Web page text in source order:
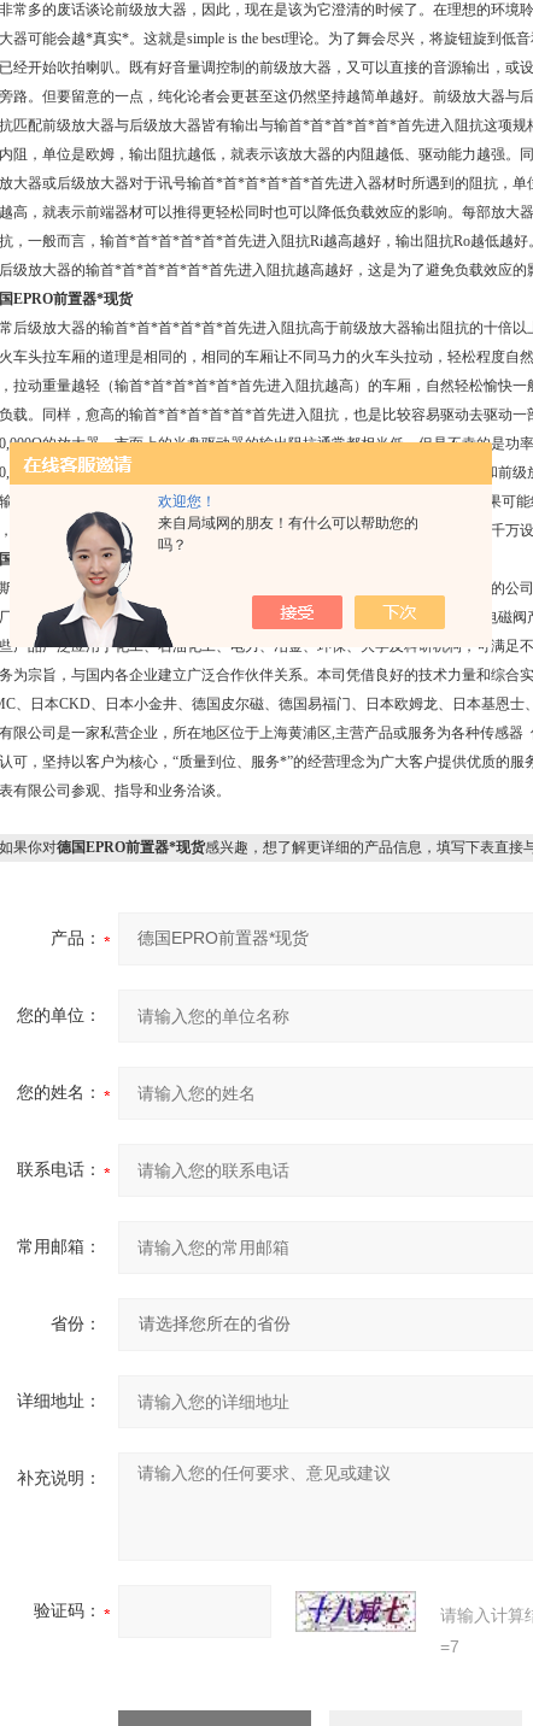
欢迎您！
来自局域网的朋友！有什么可以帮助您的
吗？
常多的废话谈论前级放大器，因此，现在是该为它澄清的时候了。在理想的环境
器可能会越*真实*。这就是simple is the best理论。为了舞会尽兴，将旋钮旋到低
经开始吹拍喇叭。既有好音量调控制的前级放大器，又可以直接的音源输出，或
路。但要留意的一点，纯化论者会更甚至这仍然坚持越简单越好。前级放大器与
匹配前级放大器与后级放大器皆有输出与输首*首*首*首*首*首先进入阻抗这项规
阻，单位是欧姆，输出阻抗越低，就表示该放大器的内阻越低、驱动能力越强
大器或后级放大器对于讯号输首*首*首*首*首*首先进入器材时所遇到的阻抗，
高，就表示前端器材可以推得更轻松同时也可以降低负载效应的影响。每部放大
，一般而言，输首*首*首*首*首*首先进入阻抗Ri越高越好，输出阻抗Ro越低越好
级放大器的输首*首*首*首*首*首先进入阻抗越高越好，这是为了避免负载效应的
EPRO前置器*现货
后级放大器的输首*首*首*首*首*首先进入阻抗高于前级放大器输出阻抗的十倍
车头拉车厢的道理是相同的，相同的车厢让不同马力的火车头拉动，轻松程度自
拉动重量越轻（输首*首*首*首*首*首先进入阻抗越高）的车厢，自然轻松愉快
载。同样，愈高的输首*首*首*首*首*首先进入阻抗，也是比较容易驱动去驱动
的放大器。市面上的光盘驱动器的输出阻抗通常都相当低，但是不幸的是功
之间，多数是在50 KΩ附近。50 KΩ是一个适当的负载，大多数的音源和前
出阻抗的前级放大器，以额外长的信号线去尝试驱动一部50 KΩ放大器。结果可
或者两者同时存在。聆听者当然不希望回放出来的声音听起来单薄，因此，千万设
EPRO前置器*现货
特（上海）传感器仪表有限公司是从事各类传感器生产及代理仪表、电磁阀的公
商在中国的代理，公司为广大用户提供性能*、价格合理的传感器、仪表、电磁阀
产品广泛应用于化工、石油化工、电力、冶金、环保、大学及科研机构，可满足
为宗旨，与国内各企业建立广泛合作伙伴关系。本司凭借良好的技术力量和综合
、日本CKD、日本小金井、德国皮尔磁、德国易福门、日本欧姆龙、日本基恩
限公司是一家私营企业，所在地区位于上海黄浦区,主营产品或服务为各种传感
可，坚持以客户为核心，“质量到位、服务*”的经营理念为广大客户提供优质的
有限公司参观、指导和业务洽谈。
果你对德国EPRO前置器*现货感兴趣，想了解更详细的产品信息，填写下表直接
产品：
您的单位：
您的姓名：
联系电话：
常用邮箱：
省份：
详细地址：
补充说明：
验证码：
请输入计算
=7